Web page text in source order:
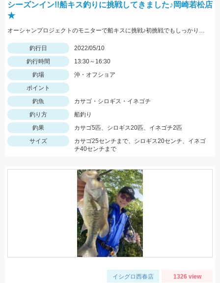
シーズンイン!!船キス釣りに挑戦してきました♪岡崎若松店
★
オーシャンプロジェクトのモニターで船キスに挑戦♪初挑戦でもしっかりキャッチできました。
釣行日
2022/05/10
釣行時間
13:30～16:30
釣場
沖・オフショア
ポイント
釣魚
カサゴ・シロギス・イネゴチ
釣り方
船釣り
釣果
カサゴ5匹、シロギス20匹、イネゴチ2匹
サイズ
カサゴ25センチまで、シロギス20センチ、イネゴ
チ40センチまで
イシグロ西春店 1326 view